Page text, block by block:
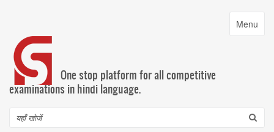
content
Toggle
Menu
One stop platform for all competitive
examinations in hindi language.
Search